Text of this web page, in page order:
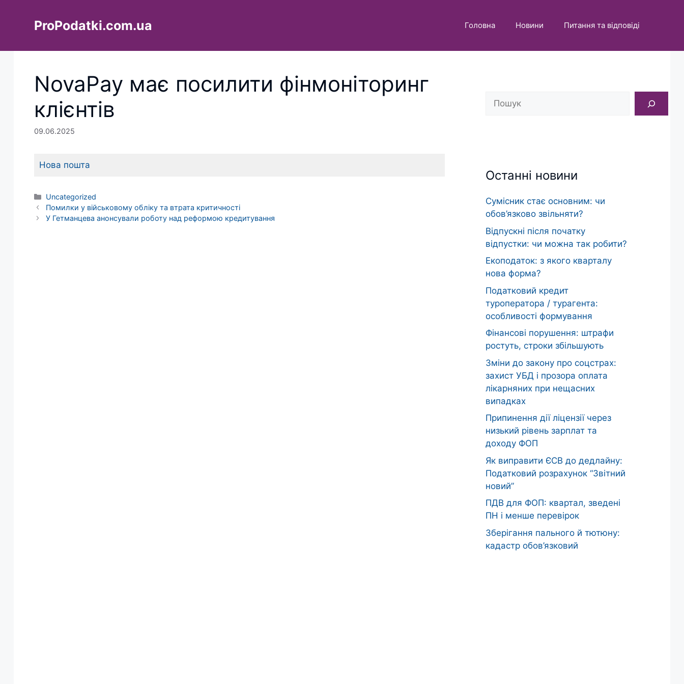
ProPodatki.com.ua Головна Новини Питання та відповіді
NovaPay має посилити фінмоніторинг
клієнтів
09.06.2025
Нова пошта
Категорії
Uncategorized
Помилки у військовому обліку та втрата критичності
У Гетманцева анонсували роботу над реформою кредитування
Пошук
Останні новини
Сумісник стає основним: чи
обов’язково звільняти?
Відпускні після початку
відпустки: чи можна так робити?
Екоподаток: з якого кварталу
нова форма?
Податковий кредит
туроператора / турагента:
особливості формування
Фінансові порушення: штрафи
ростуть, строки збільшують
Зміни до закону про соцстрах:
захист УБД і прозора оплата
лікарняних при нещасних
випадках
Припинення дії ліцензії через
низький рівень зарплат та
доходу ФОП
Як виправити ЄСВ до дедлайну:
Податковий розрахунок “Звітний
новий”
ПДВ для ФОП: квартал, зведені
ПН і менше перевірок
Зберігання пального й тютюну:
кадастр обов’язковий